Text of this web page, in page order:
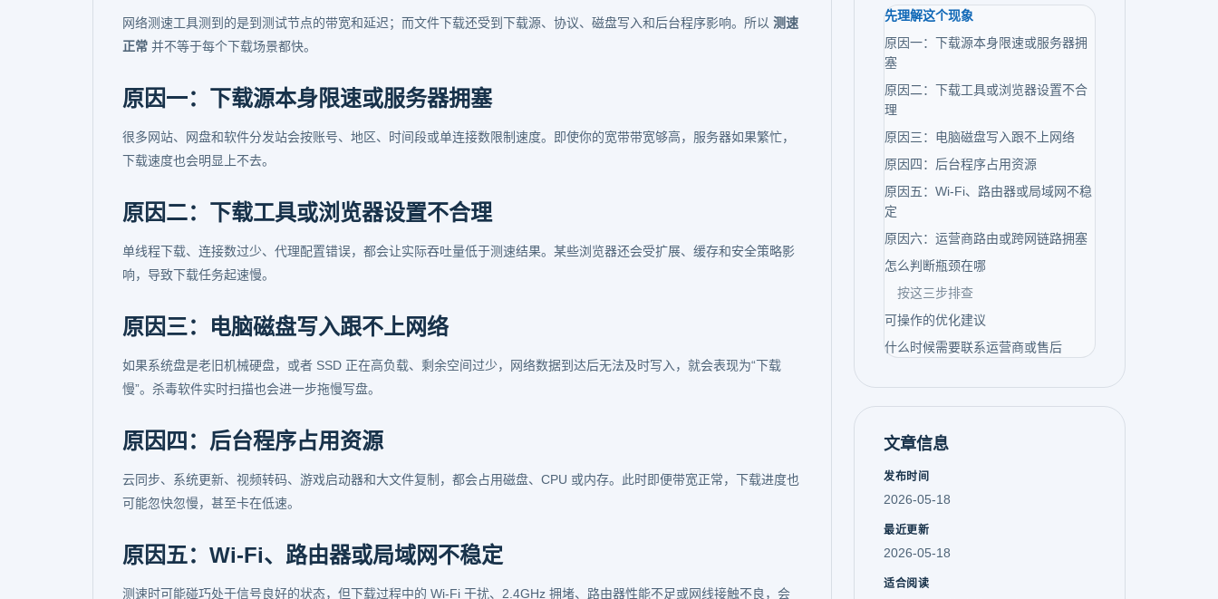
网络测速工具测到的是到测试节点的带宽和延迟；而文件下载还受到下载源、协议、磁盘写入和后台程序影响。所以 测速
正常 并不等于每个下载场景都快。
原因一：下载源本身限速或服务器拥塞
很多网站、网盘和软件分发站会按账号、地区、时间段或单连接数限制速度。即使你的宽带带宽够高，服务器如果繁忙，
下载速度也会明显上不去。
原因二：下载工具或浏览器设置不合理
单线程下载、连接数过少、代理配置错误，都会让实际吞吐量低于测速结果。某些浏览器还会受扩展、缓存和安全策略影
响，导致下载任务起速慢。
原因三：电脑磁盘写入跟不上网络
如果系统盘是老旧机械硬盘，或者 SSD 正在高负载、剩余空间过少，网络数据到达后无法及时写入，就会表现为“下载
慢”。杀毒软件实时扫描也会进一步拖慢写盘。
原因四：后台程序占用资源
云同步、系统更新、视频转码、游戏启动器和大文件复制，都会占用磁盘、CPU 或内存。此时即便带宽正常，下载进度也
可能忽快忽慢，甚至卡在低速。
原因五：Wi-Fi、路由器或局域网不稳定
测速时可能碰巧处于信号良好的状态，但下载过程中的 Wi-Fi 干扰、2.4GHz 拥堵、路由器性能不足或网线接触不良，会
先理解这个现象
原因一：下载源本身限速或服务器拥
塞
原因二：下载工具或浏览器设置不合
理
原因三：电脑磁盘写入跟不上网络
原因四：后台程序占用资源
原因五：Wi-Fi、路由器或局域网不稳
定
原因六：运营商路由或跨网链路拥塞
怎么判断瓶颈在哪
按这三步排查
可操作的优化建议
什么时候需要联系运营商或售后
文章信息
发布时间
2026-05-18
最近更新
2026-05-18
适合阅读